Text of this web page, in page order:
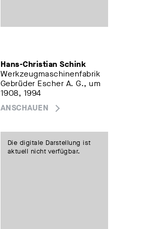
Hans-Christian Schink
Werkzeugmaschinenfabrik
Gebrüder Escher A. G., um
1908, 1994
ANSCHAUEN
Die digitale Darstellung ist
aktuell nicht verfügbar.